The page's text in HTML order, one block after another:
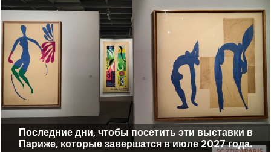
Последние дни, чтобы посетить эти выставки в
Париже, которые завершатся в июле 2027 года.